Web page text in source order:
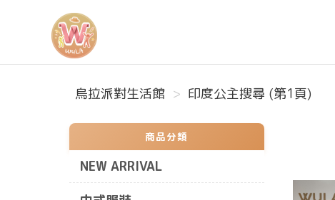
烏拉派對生活館
烏拉派對生活館 印度公主搜尋 (第1頁)
商品分類
NEW ARRIVAL